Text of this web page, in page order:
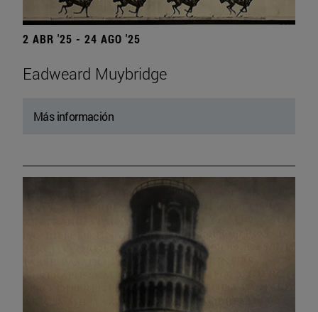
2 ABR '25 - 24 AGO '25
Eadweard Muybridge
Más información